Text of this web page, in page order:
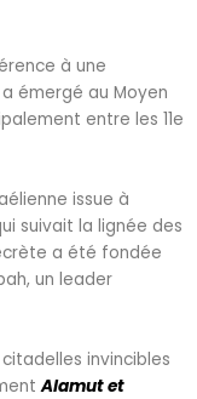
à une
émergé au Moyen
entre les 11e
issue à
suivait la lignée des
a été fondée
un leader
invincibles
Alamut et